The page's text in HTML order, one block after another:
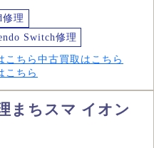
修理
Switch修理
こちら 中古買取はこちら
こちら
まちスマ イオン